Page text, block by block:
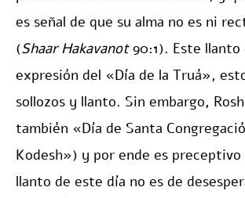
es señal de que su alma no es ni
(Shaar Hakavanot90:1). Este llanto
expresión del «Día de la Truá»,
sollozos y llanto. Sin embargo,
también «Día de Santa
Kodesh») y por ende es preceptivo
llanto de este día no es de